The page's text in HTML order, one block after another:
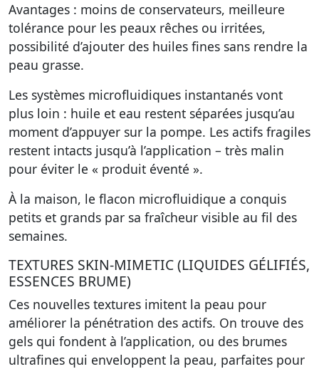
Avantages : moins de conservateurs, meilleure
tolérance pour les peaux rêches ou irritées,
possibilité d’ajouter des huiles fines sans rendre la
peau grasse.
Les systèmes microfluidiques instantanés vont
plus loin : huile et eau restent séparées jusqu’au
moment d’appuyer sur la pompe. Les actifs fragiles
restent intacts jusqu’à l’application – très malin
pour éviter le « produit éventé ».
À la maison, le flacon microfluidique a conquis
petits et grands par sa fraîcheur visible au fil des
semaines.
TEXTURES SKIN-MIMETIC (LIQUIDES GÉLIFIÉS,
ESSENCES BRUME)
Ces nouvelles textures imitent la peau pour
améliorer la pénétration des actifs. On trouve des
gels qui fondent à l’application, ou des brumes
ultrafines qui enveloppent la peau, parfaites pour